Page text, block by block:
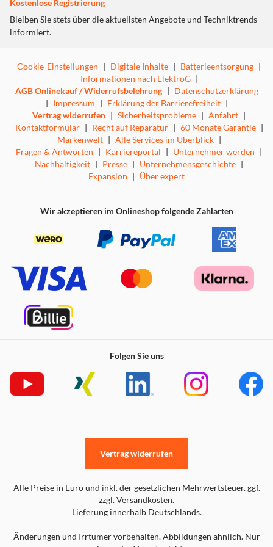
Kostenlose Registrierung
Bleiben Sie stets über die aktuellsten Angebote und Techniktrends
informiert.
Cookie-Einstellungen | Digitale Inhalte | Batterieentsorgung |
Informationen nach ElektroG |
AGB Onlinekauf / Widerrufsbelehrung | Datenschutzerklärung
| Impressum | Erklärung der Barrierefreiheit |
Vertrag widerrufen | Sicherheitsprobleme | Anfahrt |
Kontaktformular | Recht auf Reparatur | 60 Monate Garantie |
Markenwelt | Alle Services im Überblick |
Fragen & Antworten | Karriereportal | Unternehmer werden |
Nachhaltigkeit | Presse | Unternehmensgeschichte |
Expansion | Über expert
Wir akzeptieren im Onlineshop folgende Zahlarten
Folgen Sie uns
Alle Preise in Euro und inkl. der gesetzlichen Mehrwertsteuer. ggf.
zzgl. Versandkosten.
Lieferung innerhalb Deutschlands.
Änderungen und Irrtümer vorbehalten. Abbildungen ähnlich. Nur
Vertrag widerrufen